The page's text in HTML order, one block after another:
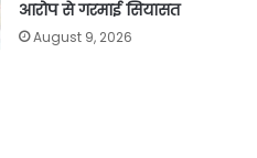
आरोप से गरमाई सियासत
August 9, 2026